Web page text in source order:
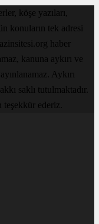
köşe yazıları,
konuların tek adresi
haber
kanuna aykırı ve
Aykırı
saklı tutulmaktadır.
ederiz.